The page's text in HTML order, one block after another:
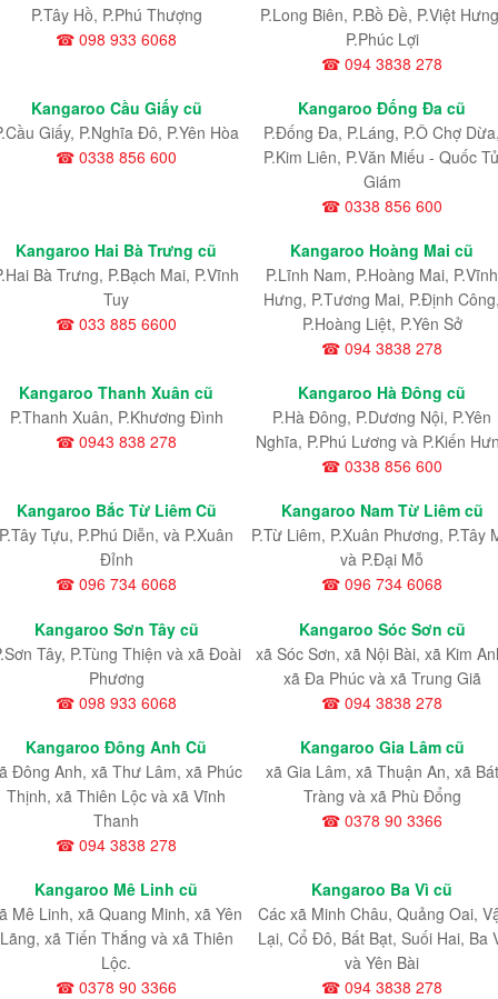
P.Tây Hồ, P.Phú Thượng
☎ 098 933 6068
P.Long Biên, P.Bồ Đề, P.Việt
P.Phúc Lợi
☎ 094 3838 278
Kangaroo Cầu Giấy cũ
Giấy, P.Nghĩa Đô, P.Yên Hòa
☎ 0338 856 600
Kangaroo Đống Đa cũ
P.Đống Đa, P.Láng, P.Ô Chợ
P.Kim Liên, P.Văn Miếu - Quốc
Giám
☎ 0338 856 600
Kangaroo Hai Bà Trưng cũ
Bà Trưng, P.Bạch Mai, P.Vĩnh
Tuy
☎ 033 885 6600
Kangaroo Hoàng Mai cũ
P.Lĩnh Nam, P.Hoàng Mai, P.Vĩnh
Hưng, P.Tương Mai, P.Định
P.Hoàng Liệt, P.Yên Sở
☎ 094 3838 278
Kangaroo Thanh Xuân cũ
P.Thanh Xuân, P.Khương Đình
☎ 0943 838 278
Kangaroo Hà Đông cũ
P.Hà Đông, P.Dương Nội, P.Yên
Nghĩa, P.Phú Lương và P.Kiến
☎ 0338 856 600
Kangaroo Bắc Từ Liêm Cũ
P.Tây Tựu, P.Phú Diễn, và P.Xuân
Đỉnh
☎ 096 734 6068
Kangaroo Nam Từ Liêm cũ
P.Từ Liêm, P.Xuân Phương, P.Tây
và P.Đại Mỗ
☎ 096 734 6068
Kangaroo Sơn Tây cũ
Tây, P.Tùng Thiện và xã Đoài
Phương
☎ 098 933 6068
Kangaroo Sóc Sơn cũ
xã Sóc Sơn, xã Nội Bài, xã Kim
xã Đa Phúc và xã Trung Giã
☎ 094 3838 278
Kangaroo Đông Anh Cũ
Đông Anh, xã Thư Lâm, xã Phúc
Thịnh, xã Thiên Lộc và xã Vĩnh
Thanh
☎ 094 3838 278
Kangaroo Gia Lâm cũ
xã Gia Lâm, xã Thuận An, xã Bát
Tràng và xã Phù Đổng
☎ 0378 90 3366
Kangaroo Mê Linh cũ
Mê Linh, xã Quang Minh, xã Yên
Lãng, xã Tiến Thắng và xã Thiên
Lộc.
☎ 0378 90 3366
Kangaroo Ba Vì cũ
Các xã Minh Châu, Quảng Oai,
Lại, Cổ Đô, Bất Bạt, Suối Hai, Ba
và Yên Bài
☎ 094 3838 278